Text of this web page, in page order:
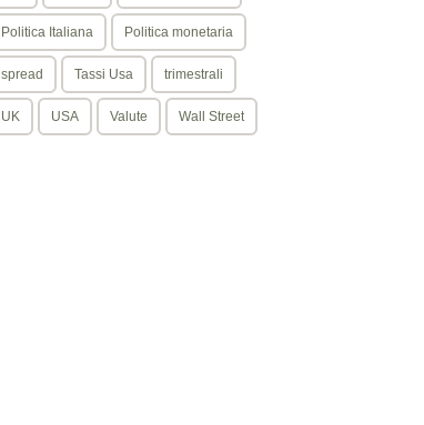
Politica Italiana Politica monetaria
spread Tassi Usa trimestrali
UK USA Valute Wall Street